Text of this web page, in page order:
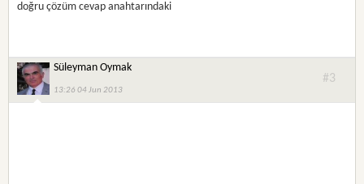
doğru çözüm cevap anahtarındaki
Süleyman Oymak
13:26 04 Jun 2013
#3